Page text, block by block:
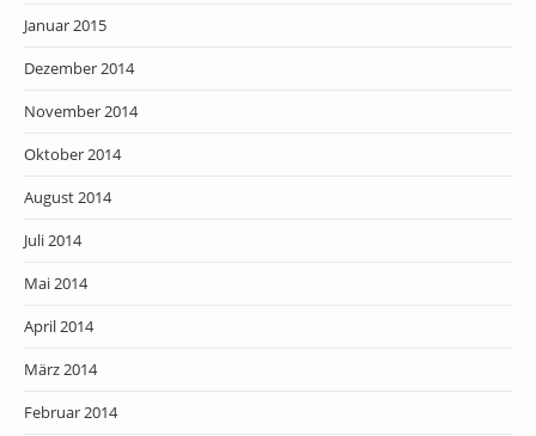
Januar 2015
Dezember 2014
November 2014
Oktober 2014
August 2014
Juli 2014
Mai 2014
April 2014
März 2014
Februar 2014